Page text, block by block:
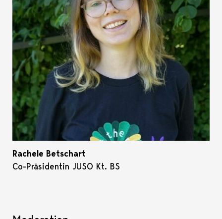
Rachele Betschart
Co-Präsidentin JUSO Kt. BS